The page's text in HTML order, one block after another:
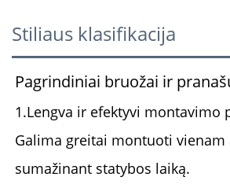
Stiliaus klasifikacija
Pagrindiniai bruožai ir
1.Lengva ir efektyvi montavimo
Galima greitai montuoti vienam
sumažinant statybos laiką.